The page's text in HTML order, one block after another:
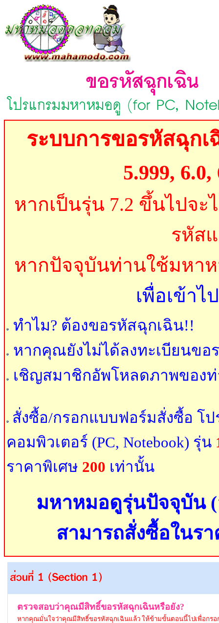
ระบบการขอรหัสฉุก
5.999,
หากเป็นรุ่น 7.2 ขึ้นไปจ
รหัส
หากปัจจุบันท่านใช้มหา
เพื่อเข้าไ
ทำไม? ต้องขอรหัสฉุกเฉิน!!
หากคุณยังไม่ได้ลงทะเบียนข
เชิญสมาชิกอัพโหลดภาพของ
สั่งซื้อ/กรอกแบบฟอร์มสั่งซื้อ โ
คอมพิวเตอร์ (PC, Notebook) รุ่น
ราคาพิเศษ 200 เท่านั้น
มหาหมอดูรุ่นปัจจุบัน (
สามารถสั่งซื้อในรา
ตรวจสอบว่าคุณมีสิทธิ์ขอรหัสฉุกเฉินหรือยัง?
หากคุณมั่นใจว่าคุณมีสิทธิ์ขอรหัสฉุกเฉินแล้ว ให้ข้ามขั้นตอนนี้ไปเพื่อกรอ